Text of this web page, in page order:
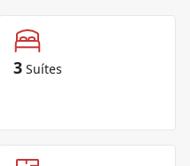
3 Suítes